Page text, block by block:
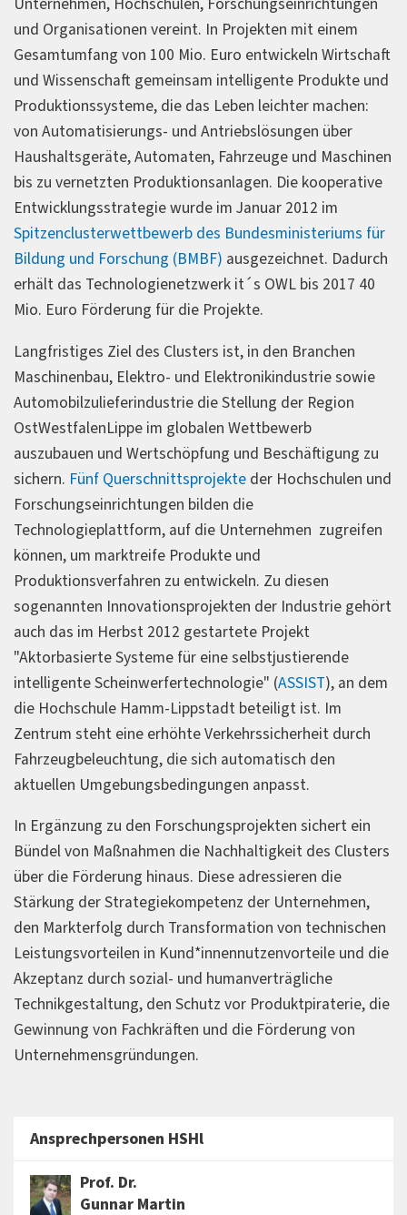
und Organisationen vereint. In Projekten mit einem
Gesamtumfang von 100 Mio. Euro entwickeln Wirtschaft
und Wissenschaft gemeinsam intelligente Produkte und
Produktionssysteme, die das Leben leichter machen:
von Automatisierungs- und Antriebslösungen über
Haushaltsgeräte, Automaten, Fahrzeuge und Maschinen
bis zu vernetzten Produktionsanlagen. Die kooperative
Entwicklungsstrategie wurde im Januar 2012 im
Spitzenclusterwettbewerb des Bundesministeriums für
Bildung und Forschung (BMBF) ausgezeichnet. Dadurch
erhält das Technologienetzwerk it´s OWL bis 2017 40
Mio. Euro Förderung für die Projekte.
Langfristiges Ziel des Clusters ist, in den Branchen
Maschinenbau, Elektro- und Elektronikindustrie sowie
Automobilzulieferindustrie die Stellung der Region
OstWestfalenLippe im globalen Wettbewerb
auszubauen und Wertschöpfung und Beschäftigung zu
sichern. Fünf Querschnittsprojekte der Hochschulen und
Forschungseinrichtungen bilden die
Technologieplattform, auf die Unternehmen zugreifen
können, um marktreife Produkte und
Produktionsverfahren zu entwickeln. Zu diesen
sogenannten Innovationsprojekten der Industrie gehört
auch das im Herbst 2012 gestartete Projekt
"Aktorbasierte Systeme für eine selbstjustierende
intelligente Scheinwerfertechnologie" (ASSIST), an dem
die Hochschule Hamm-Lippstadt beteiligt ist. Im
Zentrum steht eine erhöhte Verkehrssicherheit durch
Fahrzeugbeleuchtung, die sich automatisch den
aktuellen Umgebungsbedingungen anpasst.
In Ergänzung zu den Forschungsprojekten sichert ein
Bündel von Maßnahmen die Nachhaltigkeit des Clusters
über die Förderung hinaus. Diese adressieren die
Stärkung der Strategiekompetenz der Unternehmen,
den Markterfolg durch Transformation von technischen
Leistungsvorteilen in Kund*innennutzenvorteile und die
Akzeptanz durch sozial- und humanverträgliche
Technikgestaltung, den Schutz vor Produktpiraterie, die
Gewinnung von Fachkräften und die Förderung von
Unternehmensgründungen.
Ansprechpersonen HSHl
Prof. Dr.
Gunnar Martin